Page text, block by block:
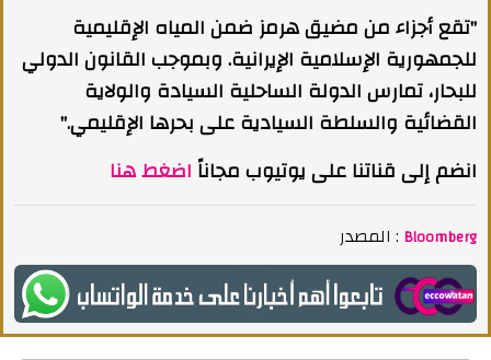
"تقع أجزاء من مضيق هرمز ضمن المياه الإقليمية
للجمهورية الإسلامية الإيرانية. وبموجب القانون الدولي
للبحار، تمارس الدولة الساحلية السيادة والولاية
القضائية والسلطة السيادية على بحرها الإقليمي."
انضم إلى قناتنا على يوتيوب مجاناً اضغط هنا
المصدر : Bloomberg